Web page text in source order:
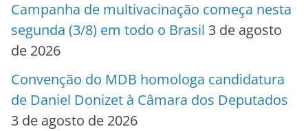
Campanha de multivacinação começa nesta
segunda (3/8) em todo o Brasil 3 de agosto
de 2026
Convenção do MDB homologa candidatura
de Daniel Donizet à Câmara dos Deputados
3 de agosto de 2026